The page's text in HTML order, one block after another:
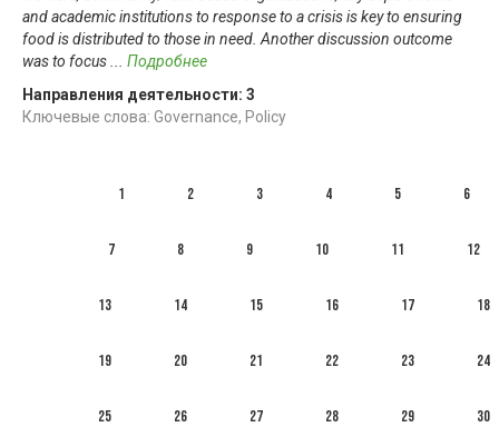
and academic institutions to response to a crisis is key to ensuring
food is distributed to those in need. Another discussion outcome
was to focus
Подробнее
Направления деятельности: 3
Ключевые слова: Governance, Policy
1 2 3 4 5 6
7 8 9 10 11 12
13 14 15 16 17 18
19 20 21 22 23 24
25 26 27 28 29 30